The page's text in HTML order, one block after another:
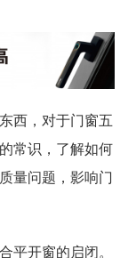
西，对于门窗五
常识，了解如何
量问题，影响门
平开窗的启闭。